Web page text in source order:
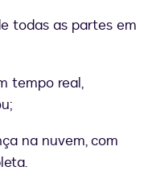
todas as partes em
tempo real,
na nuvem, com